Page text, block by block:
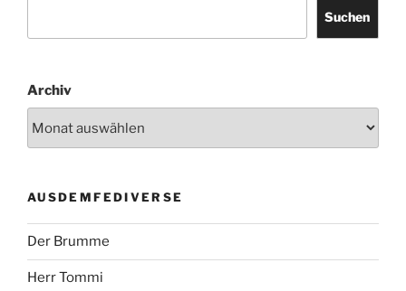
Suchen
Archiv
AUSDEMFEDIVERSE
Der Brumme
Herr Tommi